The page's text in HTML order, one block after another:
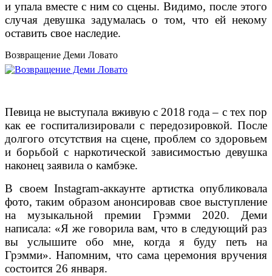
и упала вместе с ним со сцены. Видимо, после этого
случая девушка задумалась о том, что ей некому
оставить свое наследие.
Возвращение Деми Ловато
Певица не выступала вживую с 2018 года – с тех пор
как ее госпитализировали с передозировкой. После
долгого отсутствия на сцене, проблем со здоровьем
и борьбой с наркотической зависимостью девушка
наконец заявила о камбэке.
В своем Instagram-аккаунте артистка опубликовала
фото, таким образом анонсировав свое выступление
на музыкальной премии Грэмми 2020. Деми
написала: «Я же говорила вам, что в следующий раз
вы услышите обо мне, когда я буду петь на
Грэмми». Напомним, что сама церемония вручения
состоится 26 января.